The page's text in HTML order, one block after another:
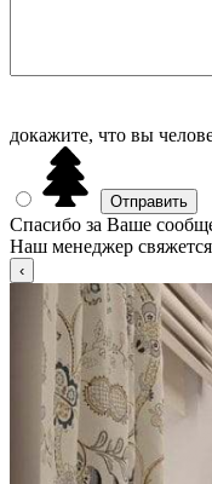
докажите, что вы
Спасибо за Ваше
Наш менеджер